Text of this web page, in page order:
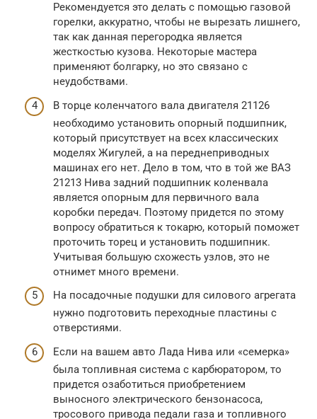
Рекомендуется это делать с помощью газовой
горелки, аккуратно, чтобы не вырезать лишнего,
так как данная перегородка является
жесткостью кузова. Некоторые мастера
применяют болгарку, но это связано с
неудобствами.
В торце коленчатого вала двигателя 21126
необходимо установить опорный подшипник,
который присутствует на всех классических
моделях Жигулей, а на переднеприводных
машинах его нет. Дело в том, что в той же ВАЗ
21213 Нива задний подшипник коленвала
является опорным для первичного вала
коробки передач. Поэтому придется по этому
вопросу обратиться к токарю, который поможет
проточить торец и установить подшипник.
Учитывая большую схожесть узлов, это не
отнимет много времени.
На посадочные подушки для силового агрегата
нужно подготовить переходные пластины с
отверстиями.
Если на вашем авто Лада Нива или «семерка»
была топливная система с карбюратором, то
придется озаботиться приобретением
выносного электрического бензонасоса,
тросового привода педали газа и топливного